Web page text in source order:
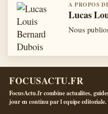
A PROPOS
Lucas
Nous
FOCUSACTU.FR
FocusActu.fr combine actualites,
jour en continu par l equipe editoriale.